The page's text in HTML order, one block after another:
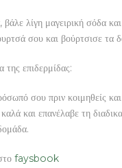
λίγη μαγειρική σόδα
σου και βούρτσισε τα
της επιδερμίδας:
σου πριν κοιμηθείς
και επανέλαβε τη
faysbook